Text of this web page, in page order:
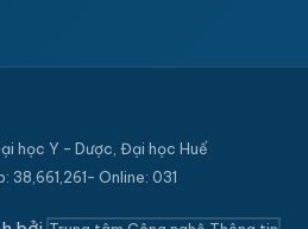
học Y - Dược, Đại học Huế
38,661,261- Online: 031